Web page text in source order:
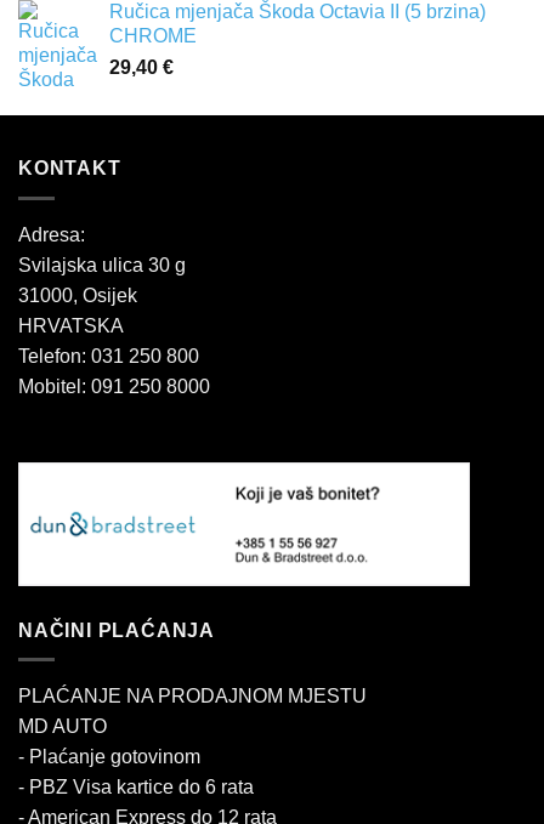
Ručica mjenjača Škoda Octavia II (5 brzina)
CHROME
29,40 €
KONTAKT
Adresa:
Svilajska ulica 30 g
31000, Osijek
HRVATSKA
Telefon: 031 250 800
Mobitel: 091 250 8000
NAČINI PLAĆANJA
PLAĆANJE NA PRODAJNOM MJESTU
MD AUTO
- Plaćanje gotovinom
- PBZ Visa kartice do 6 rata
- American Express do 12 rata